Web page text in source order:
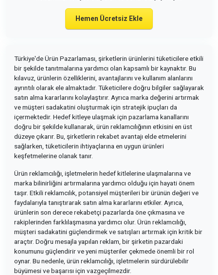
Hemen Ücretsiz Ekle
Türkiye'de Ürün Pazarlaması, şirketlerin ürünlerini tüketicilere etkili
bir şekilde tanıtmalarına yardımcı olan kapsamlı bir kaynaktır. Bu
kılavuz, ürünlerin özelliklerini, avantajlarını ve kullanım alanlarını
ayrıntılı olarak ele almaktadır. Tüketicilere doğru bilgiler sağlayarak
satın alma kararlarını kolaylaştırır. Ayrıca marka değerini artırmak
ve müşteri sadakatini oluşturmak için stratejik ipuçları da
içermektedir. Hedef kitleye ulaşmak için pazarlama kanallarını
doğru bir şekilde kullanarak, ürün reklamcılığının etkisini en üst
düzeye çıkarır. Bu, şirketlerin rekabet avantajı elde etmelerini
sağlarken, tüketicilerin ihtiyaçlarına en uygun ürünleri
keşfetmelerine olanak tanır.
Ürün reklamcılığı, işletmelerin hedef kitlelerine ulaşmalarına ve
marka bilinirliğini artırmalarına yardımcı olduğu için hayati önem
taşır. Etkili reklamcılık, potansiyel müşterileri bir ürünün değeri ve
faydalarıyla tanıştırarak satın alma kararlarını etkiler. Ayrıca,
ürünlerin son derece rekabetçi pazarlarda öne çıkmasına ve
rakiplerinden farklılaşmasına yardımcı olur. Ürün reklamcılığı,
müşteri sadakatini güçlendirmek ve satışları artırmak için kritik bir
araçtır. Doğru mesajla yapılan reklam, bir şirketin pazardaki
konumunu güçlendirir ve yeni müşteriler çekmede önemli bir rol
oynar. Bu nedenle, ürün reklamcılığı, işletmelerin sürdürülebilir
büyümesi ve başarısı için vazgeçilmezdir.